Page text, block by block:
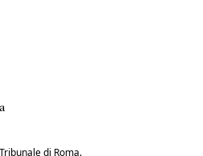
di Roma.